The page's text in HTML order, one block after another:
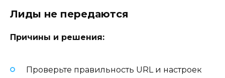
Лиды не передаются
Причины и решения:
Проверьте правильность URL и настроек